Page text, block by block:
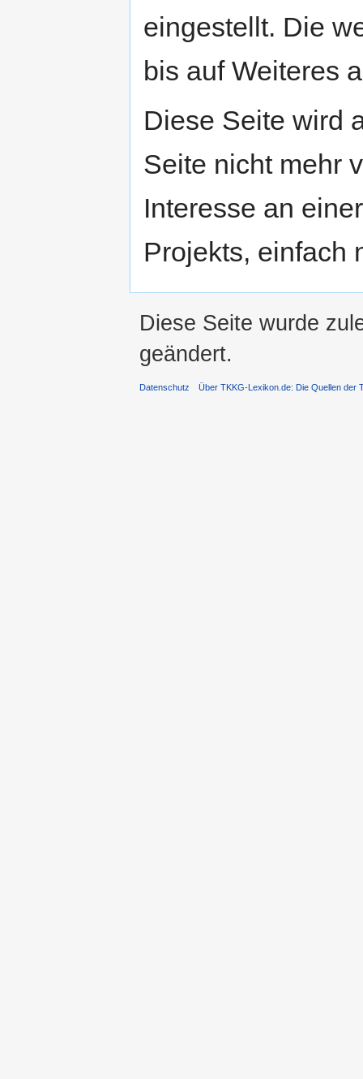
eingestellt. Die
bis auf Weiteres
Diese Seite wird
Seite nicht mehr
Interesse an
Projekts, einfach
Diese Seite wurde
geändert.
Datenschutz Über TKKG-Lexikon.de: Die Quellen der